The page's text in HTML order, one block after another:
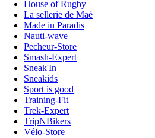
House of Rugby
La sellerie de Maé
Made in Paradis
Nauti-wave
Pecheur-Store
Smash-Expert
Sneak'In
Sneakids
Sport is good
Training-Fit
Trek-Expert
TripNBikers
Vélo-Store